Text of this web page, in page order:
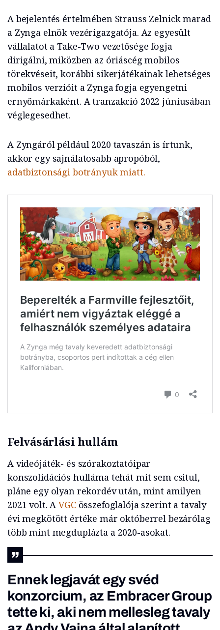
A bejelentés értelmében Strauss Zelnick marad
a Zynga elnök vezérigazgatója. Az egyesült
vállalatot a Take-Two vezetősége fogja
dirigálni, miközben az óriáscég mobilos
törekvéseit, korábbi sikerjátékainak lehetséges
mobilos verzióit a Zynga fogja egyengetni
ernyőmárkaként. A tranzakció 2022 júniusában
véglegesedhet.
A Zyngáról például 2020 tavaszán is írtunk,
akkor egy sajnálatosabb apropóból,
adatbiztonsági botrányuk miatt.
Felvásárlási hullám
A videójáték- és szórakoztatóipar
konszolidációs hulláma tehát mit sem csitul,
pláne egy olyan rekordév után, mint amilyen
2021 volt. AVGCösszefoglalója szerint a tavaly
évi megkötött értéke már októberrel bezárólag
több mint megduplázta a 2020-asokat.
Ennek legjavát egy svéd
konzorcium, az Embracer Group
tette ki, aki nem mellesleg tavaly